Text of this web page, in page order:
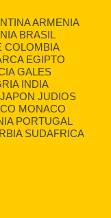
ARMENIA
BRASIL
COLOMBIA
EGIPTO
GALES
INDIA
JUDIOS
MONACO
PORTUGAL
SUDAFRICA